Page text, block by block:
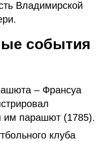
Владимирской
события
– Франсуа
им парашют (1785).
клуба